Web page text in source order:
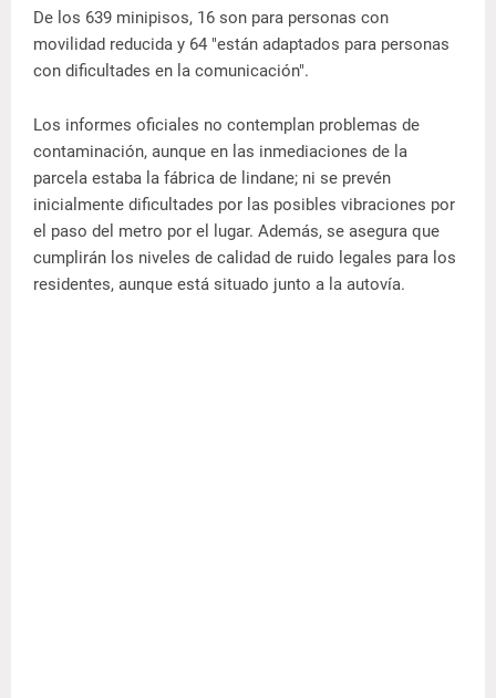
De los 639 minipisos, 16 son para personas con
movilidad reducida y 64 "están adaptados para personas
con dificultades en la comunicación".
Los informes oficiales no contemplan problemas de
contaminación, aunque en las inmediaciones de la
parcela estaba la fábrica de lindane; ni se prevén
inicialmente dificultades por las posibles vibraciones por
el paso del metro por el lugar. Además, se asegura que
cumplirán los niveles de calidad de ruido legales para los
residentes, aunque está situado junto a la autovía.